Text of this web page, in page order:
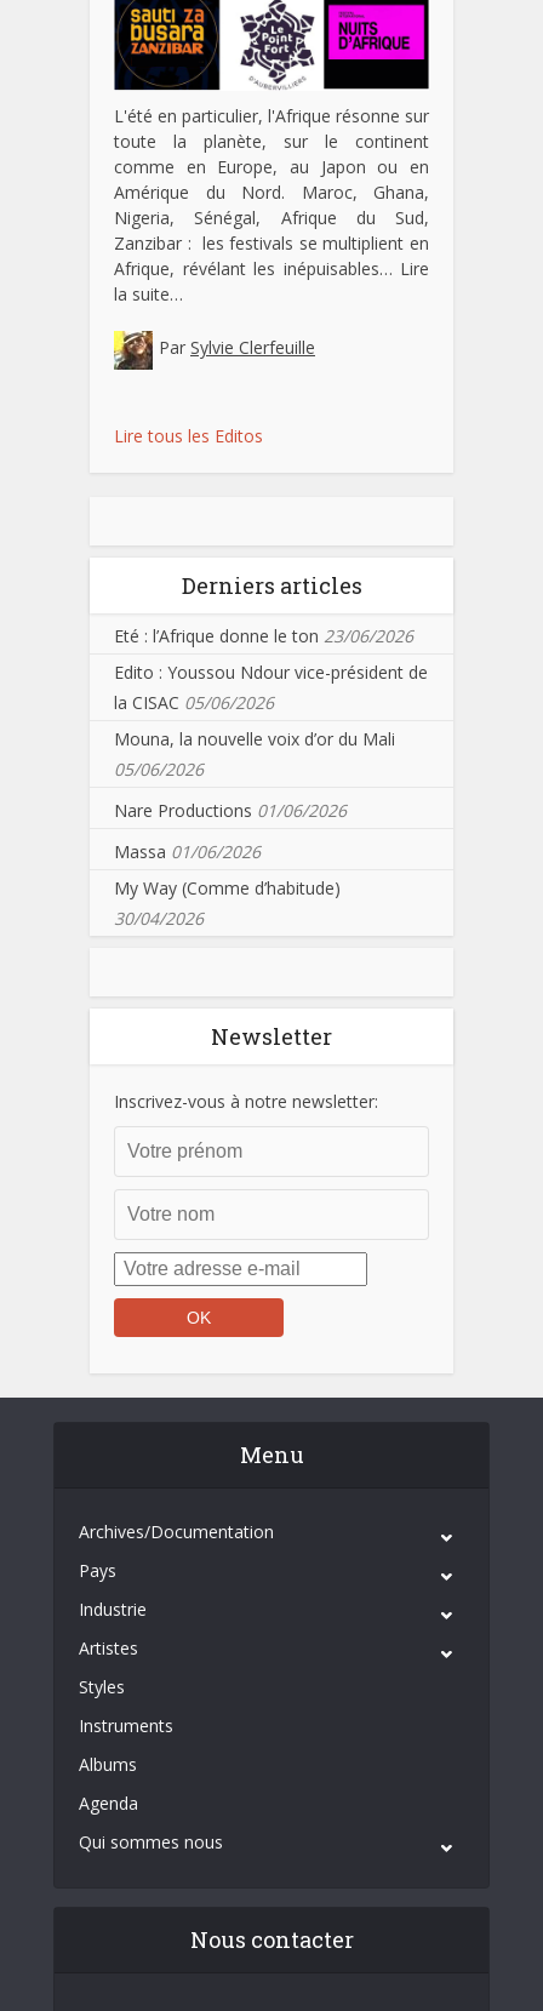
L'été en particulier, l'Afrique résonne sur
toute la planète, sur le continent
comme en Europe, au Japon ou en
Amérique du Nord. Maroc, Ghana,
Nigeria, Sénégal, Afrique du Sud,
Zanzibar : les festivals se multiplient en
Afrique, révélant les inépuisables… Lire
la suite…
Par Sylvie Clerfeuille
Lire tous les Editos
Derniers articles
Eté : l’Afrique donne le ton 23/06/2026
Edito : Youssou Ndour vice-président de
la CISAC 05/06/2026
Mouna, la nouvelle voix d’or du Mali
05/06/2026
Nare Productions 01/06/2026
Massa 01/06/2026
My Way (Comme d’habitude)
30/04/2026
Newsletter
Inscrivez-vous à notre newsletter:
Menu
Archives/Documentation
Pays
Industrie
Artistes
Styles
Instruments
Albums
Agenda
Qui sommes nous
Nous contacter